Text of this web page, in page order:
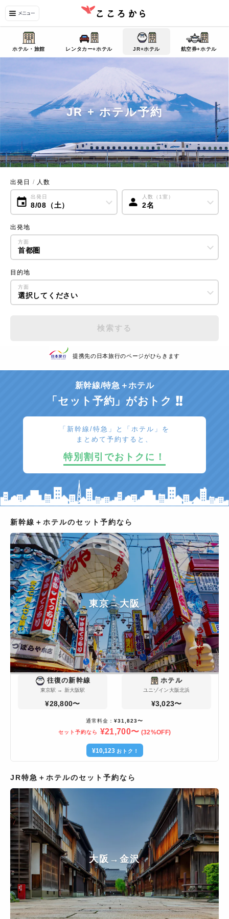
ホテル・旅館 レンタカー+ホテル JR+ホテル 航空券+ホテル
JR + ホテル予約
出発日 / 人数
出発日
8/08（土）
人数（1室）
2名
出発地
方面
首都圏
目的地
方面
選択してください
検索する
提携先の日本旅行のページがひらきます
新幹線/特急＋ホテル
「セット予約」がおトク
「新幹線/特急」と「ホテル」を
まとめて予約すると、
特別割引でおトクに！
新幹線＋ホテルのセット予約なら
東京→大阪
往復の新幹線
東京駅 → 新大阪駅
¥28,800〜
ホテル
ユニゾイン大阪北浜
¥3,023〜
通常料金： ¥31,823〜
セット予約なら
¥21,700〜 (32%OFF)
¥10,123 おトク！
JR特急＋ホテルのセット予約なら
大阪 → 金沢